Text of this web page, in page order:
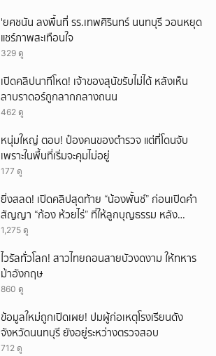
'ยศชนัน ลงพื้นที่ รร.เทพศิรินทร์ นนทบุรี วอนหยุด
แชร์ภาพสะเทือนใจ
329 ดู
เปิดคลิปนาทีโหด! เจ้าของสุนัขรับไม่ได้ หลังเห็น
ลาบราดอร์ถูกลากกลางถนน
462 ดู
หนุ่มใหญ่ ตอบ! ป๋องคนของตำรวจ แต่ที่โดนจับ
เพราะในพื้นที่เริ่มจะคุมไม่อยู่
177 ดู
ยิ่งสลด! เปิดคลิปสุดท้าย “น้องพั้นช์” ก่อนเปิดคำ
สัญญา “ก้อง ห้วยไร่” ที่ให้ลูกบุญธรรม หลัง
ลาโลก!
1,275 ดู
ไวรัลทั่วโลก! สาวไทยถอนสายบัวงดงาม ให้ทหาร
ม้าอังกฤษ
860 ดู
ข้อมูลใหม่ถูกเปิดเผย! ปมผู้ก่อเหตุโรงเรียนดัง
จังหวัดนนทบุรี ยังอยู่ระหว่างตรวจสอบ
712 ดู